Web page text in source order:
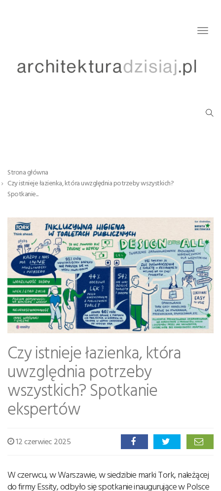
Strona główna
Czy istnieje łazienka, która uwzględnia potrzeby wszystkich?
Spotkanie...
Czy istnieje łazienka, która
uwzględnia potrzeby
wszystkich? Spotkanie
ekspertów
12 czerwiec 2025
W czerwcu, w Warszawie, w siedzibie marki Tork, należącej
do firmy Essity, odbyło się spotkanie inaugurujące w Polsce